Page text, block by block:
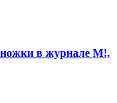
в журнале M!,